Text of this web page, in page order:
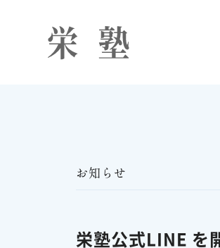
お知らせ
栄塾公式LINE を